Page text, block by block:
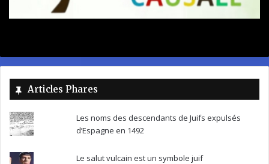
Articles Phares
Les noms des descendants de Juifs expulsés
d’Espagne en 1492
Le salut vulcain est un symbole juif